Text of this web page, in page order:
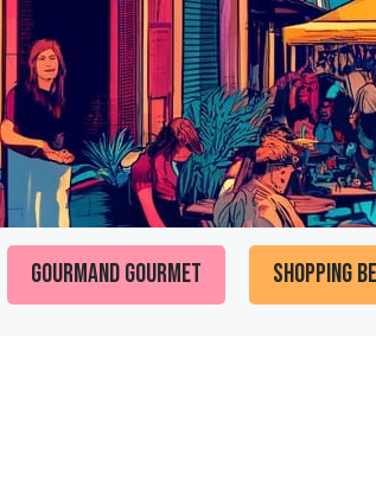
Gourmand Gourmet Shopping